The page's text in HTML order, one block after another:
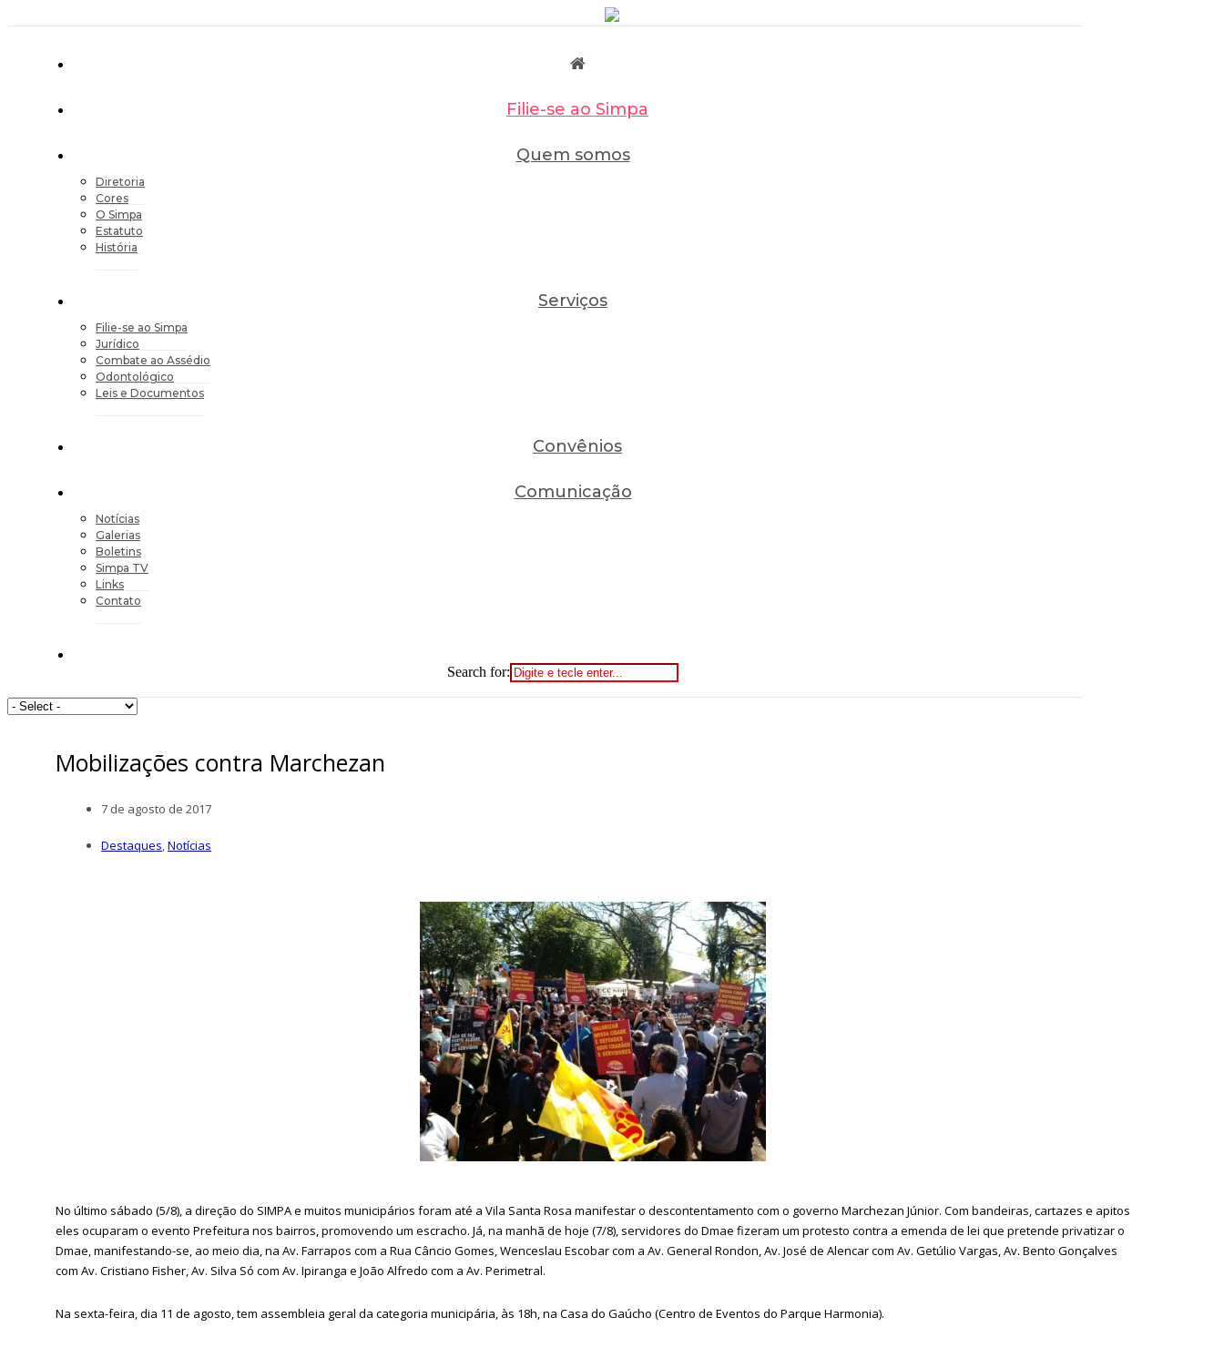
Filie-se ao Simpa
Quem somos
Diretoria
Cores
O Simpa
Estatuto
História
Serviços
Filie-se ao Simpa
Jurídico
Combate ao Assédio
Odontológico
Leis e Documentos
Convênios
Comunicação
Notícias
Galerias
Boletins
Simpa TV
Links
Contato
Search for:
Mobilizações contra Marchezan
7 de agosto de 2017
Destaques,Notícias
No último sábado (5/8), a direção do SIMPA e muitos municipários foram até a Vila Santa Rosa manifestar o descontentamento com o governo Marchezan Júnior. Com bandeiras, cartazes e apitos
eles ocuparam o evento Prefeitura nos bairros, promovendo um escracho. Já, na manhã de hoje (7/8), servidores do Dmae fizeram um protesto contra a emenda de lei que pretende privatizar o
Dmae, manifestando-se, ao meio dia, na Av. Farrapos com a Rua Câncio Gomes, Wenceslau Escobar com a Av. General Rondon, Av. José de Alencar com Av. Getúlio Vargas, Av. Bento Gonçalves
com Av. Cristiano Fisher, Av. Silva Só com Av. Ipiranga e João Alfredo com a Av. Perimetral.
Na sexta-feira, dia 11 de agosto, tem assembleia geral da categoria municipária, às 18h, na Casa do Gaúcho (Centro de Eventos do Parque Harmonia).